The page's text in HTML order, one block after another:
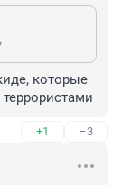
которые
+1 –3